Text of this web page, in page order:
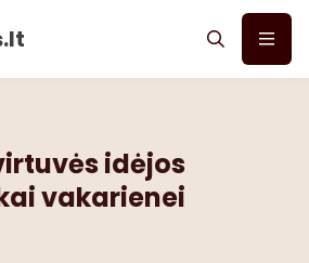
idėjos
vakarienei